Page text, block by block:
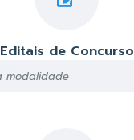
Editais de Concurso